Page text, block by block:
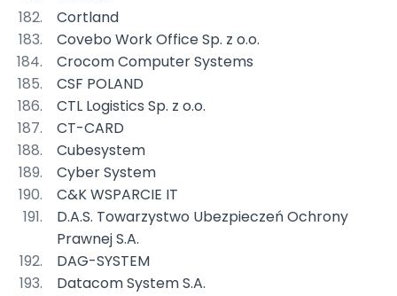
Cortland
Covebo Work Office Sp. z o.o.
Crocom Computer Systems
CSF POLAND
CTL Logistics Sp. z o.o.
CT-CARD
Cubesystem
Cyber System
C&K WSPARCIE IT
D.A.S. Towarzystwo Ubezpieczeń Ochrony
Prawnej S.A.
DAG-SYSTEM
Datacom System S.A.